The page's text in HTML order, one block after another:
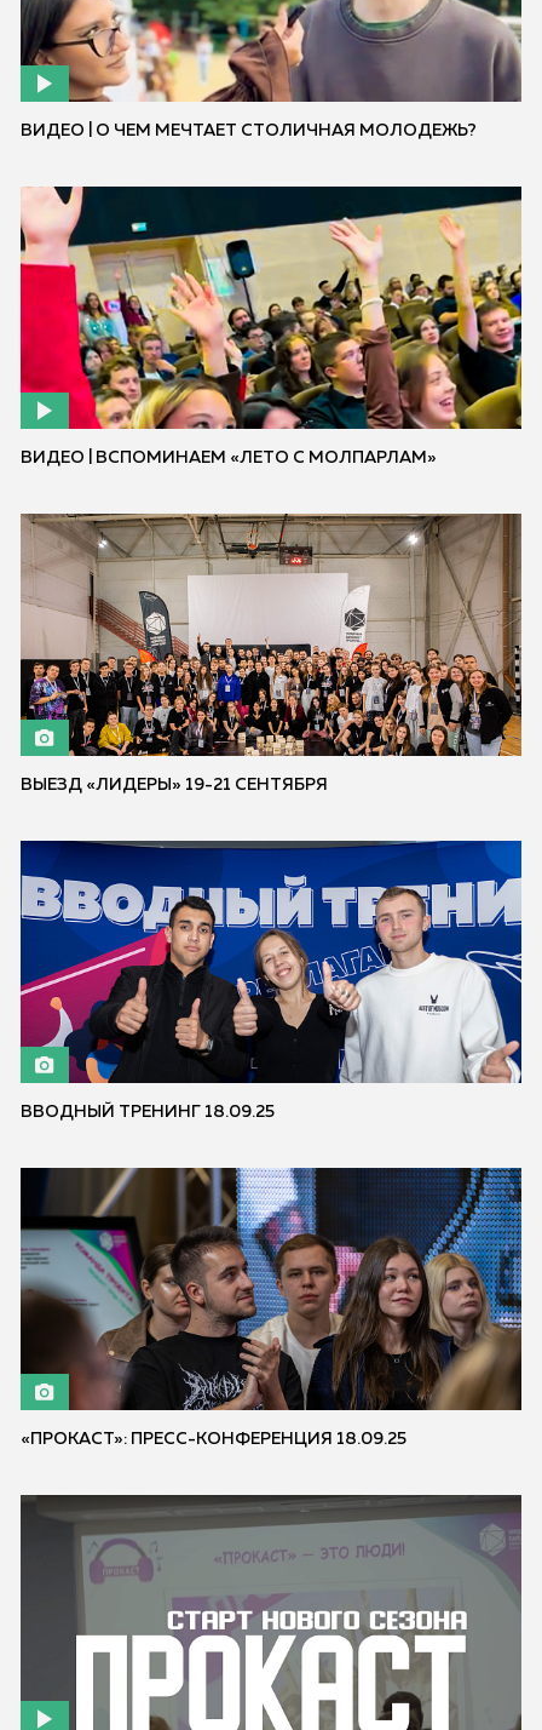
ВИДЕО | О ЧЕМ МЕЧТАЕТ СТОЛИЧНАЯ МОЛОДЕЖЬ?
ВИДЕО | ВСПОМИНАЕМ «ЛЕТО С МОЛПАРЛАМ»
ВЫЕЗД «ЛИДЕРЫ» 19-21 СЕНТЯБРЯ
ВВОДНЫЙ ТРЕНИНГ 18.09.25
«ПРОКАСТ»: ПРЕСС-КОНФЕРЕНЦИЯ 18.09.25